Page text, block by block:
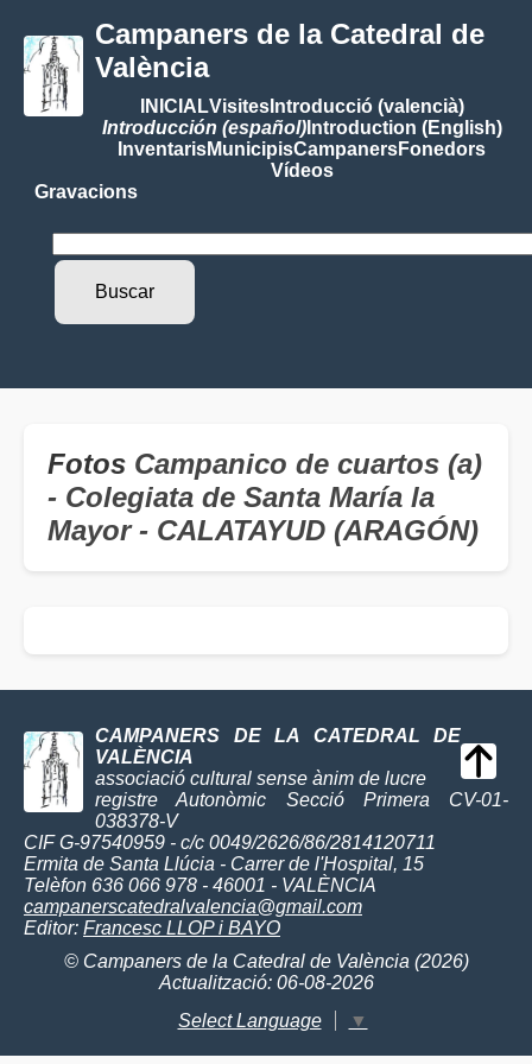
Campaners de la Catedral de
València
INICIALVisitesIntroducció (valencià)
Introducción (español)Introduction (English)
InventarisMunicipisCampanersFonedors
Vídeos
Gravacions
Fotos Campanico de cuartos (a)
- Colegiata de Santa María la
Mayor - CALATAYUD (ARAGÓN)
CAMPANERS DE LA CATEDRAL DE
VALÈNCIA
associació cultural sense ànim de lucre
registre Autonòmic Secció Primera CV-01-
038378-V
CIF G-97540959 - c/c 0049/2626/86/2814120711
Ermita de Santa Llúcia - Carrer de l'Hospital, 15
Telèfon 636 066 978 - 46001 - VALÈNCIA
campanerscatedralvalencia@gmail.com
Editor: Francesc LLOP i BAYO
© Campaners de la Catedral de València (2026)
Actualització: 06-08-2026
Select Language
▼